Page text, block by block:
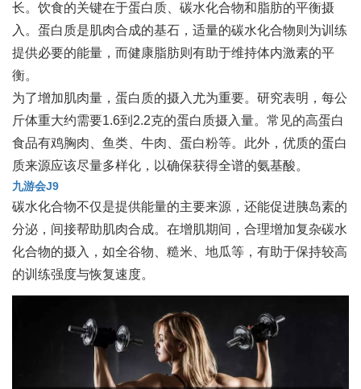
长。饮食的关键在于蛋白质、碳水化合物和脂肪的平衡摄
入。蛋白质是肌肉合成的基石，适量的碳水化合物则为训练
提供必要的能量，而健康脂肪则有助于维持体内激素的平
衡。
为了增加肌肉量，蛋白质的摄入尤为重要。研究表明，每公
斤体重大约需要1.6到2.2克的蛋白质摄入量。常见的高蛋白
食品有鸡胸肉、鱼类、牛肉、蛋白粉等。此外，优质的蛋白
质来源应该尽量多样化，以确保获得全谱的氨基酸。
九游会J9
碳水化合物不仅是提供能量的主要来源，还能促进胰岛素的
分泌，间接帮助肌肉合成。在增肌期间，合理增加复杂碳水
化合物的摄入，如全谷物、糙米、地瓜等，有助于保持较高
的训练强度与恢复速度。